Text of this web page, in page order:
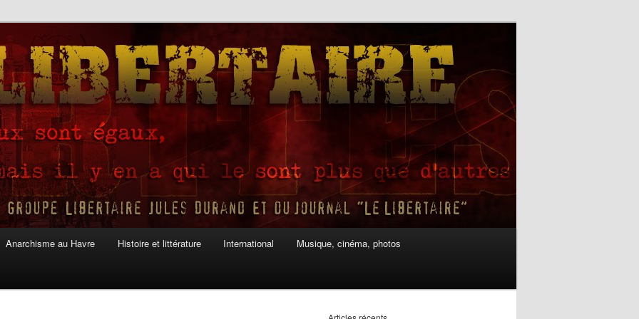
Anarchisme au Havre Histoire et littérature International Musique, cinéma, photos